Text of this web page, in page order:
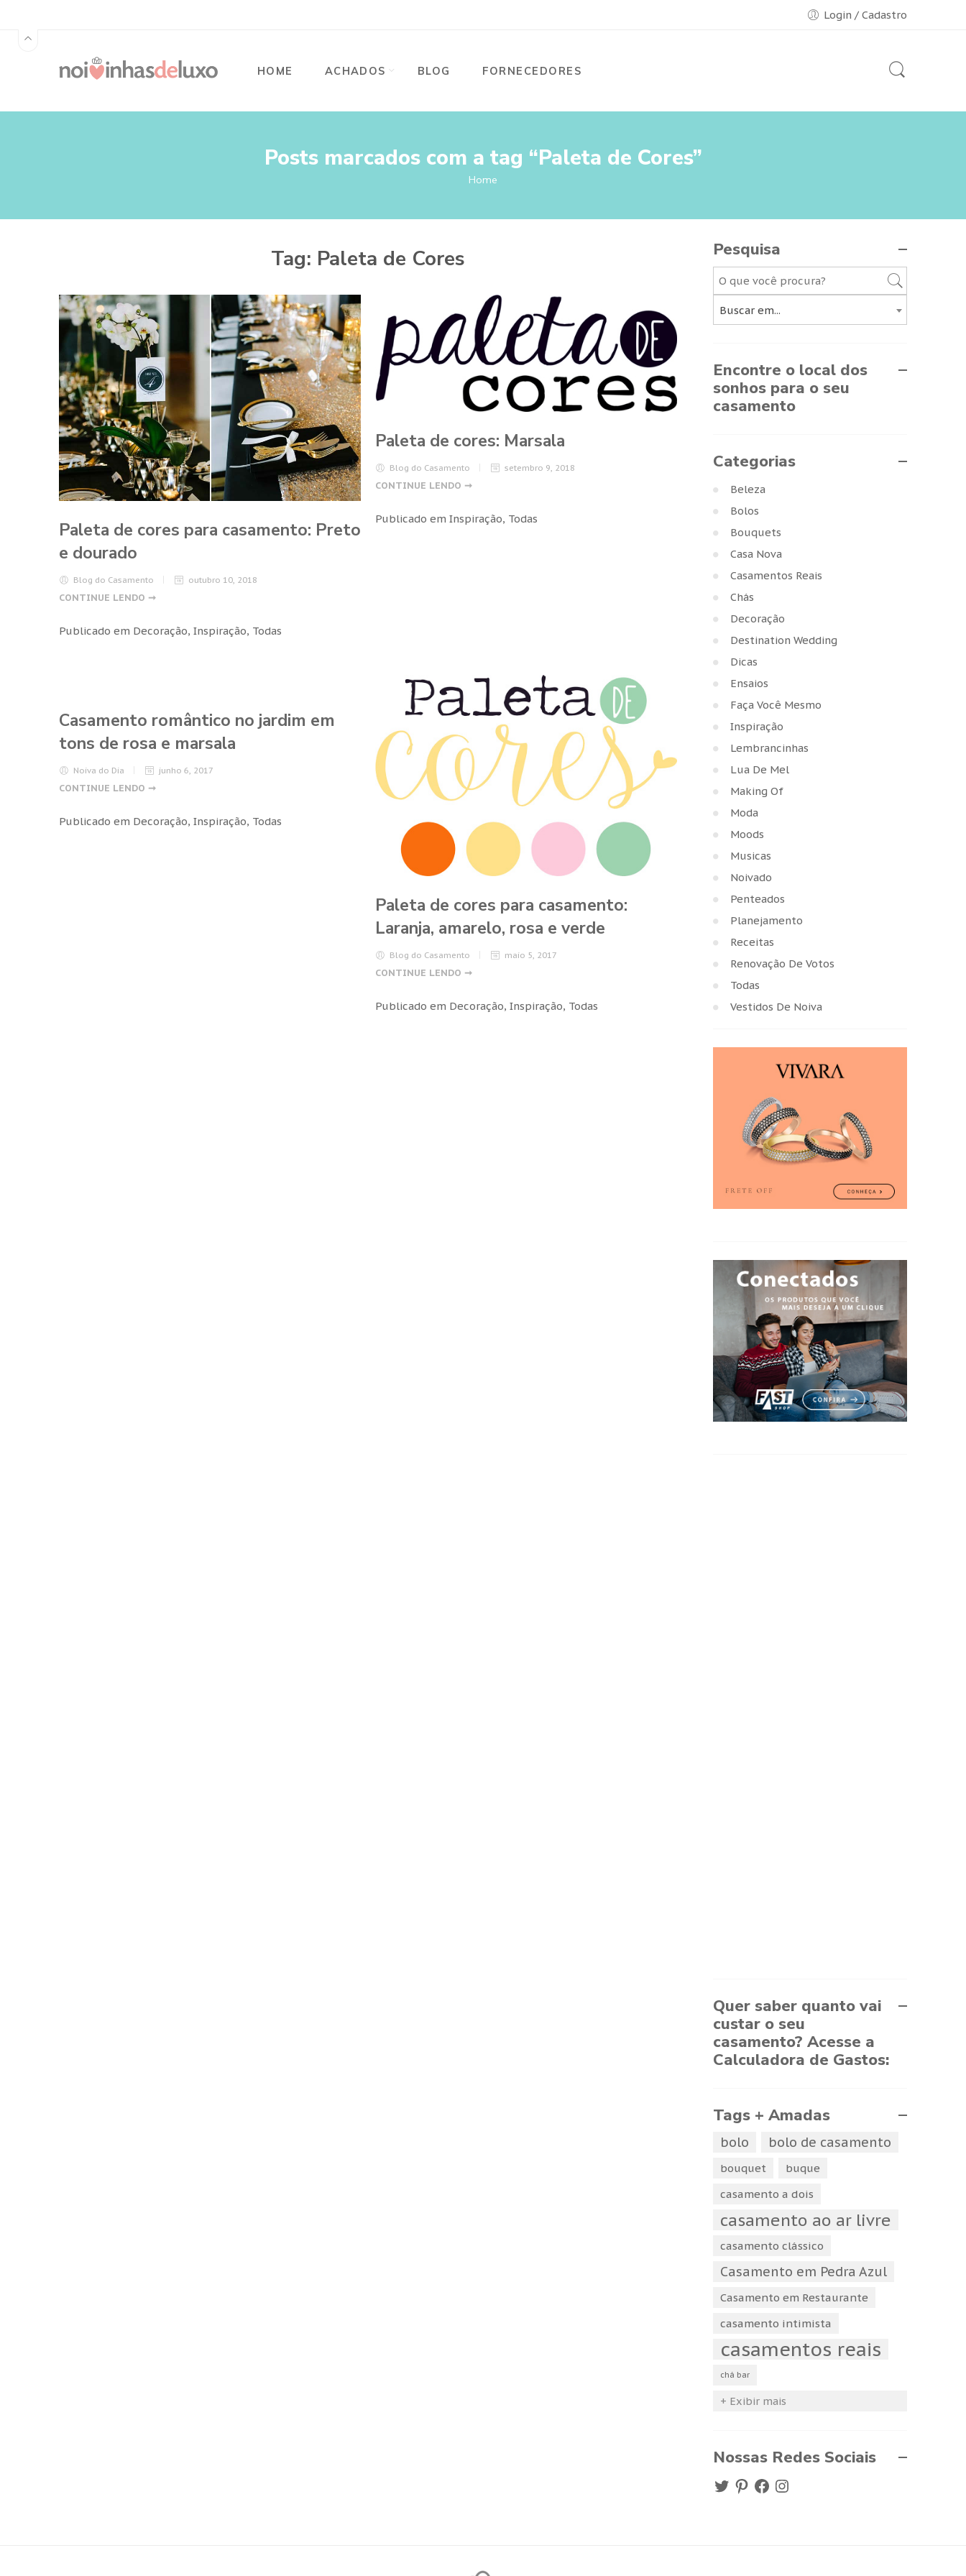
Login / Cadastro
HOME ACHADOS BLOG FORNECEDORES
Posts marcados com a tag “Paleta de Cores”
Home
Tag: Paleta de Cores
Paleta de cores para casamento: Preto
e dourado
Blog do Casamento outubro 10, 2018
CONTINUE LENDO ➞
Publicado em Decoração, Inspiração, Todas
Paleta de cores: Marsala
Blog do Casamento setembro 9, 2018
CONTINUE LENDO ➞
Publicado em Inspiração, Todas
Casamento romântico no jardim em
tons de rosa e marsala
Noiva do Dia junho 6, 2017
CONTINUE LENDO ➞
Publicado em Decoração, Inspiração, Todas
Paleta de cores para casamento:
Laranja, amarelo, rosa e verde
Blog do Casamento maio 5, 2017
CONTINUE LENDO ➞
Publicado em Decoração, Inspiração, Todas
Pesquisa
Buscar em...
Encontre o local dos
sonhos para o seu
casamento
Categorias
Beleza
Bolos
Bouquets
Casa Nova
Casamentos Reais
Chás
Decoração
Destination Wedding
Dicas
Ensaios
Faça Você Mesmo
Inspiração
Lembrancinhas
Lua De Mel
Making Of
Moda
Moods
Musicas
Noivado
Penteados
Planejamento
Receitas
Renovação De Votos
Todas
Vestidos De Noiva
Quer saber quanto vai
custar o seu
casamento? Acesse a
Calculadora de Gastos:
Tags + Amadas
bolo bolo de casamento
bouquet
buque
casamento a dois
casamento ao ar livre
casamento clássico
Casamento em Pedra Azul
Casamento em Restaurante
casamento intimista
casamentos reais
chá bar
+ Exibir mais
Nossas Redes Sociais